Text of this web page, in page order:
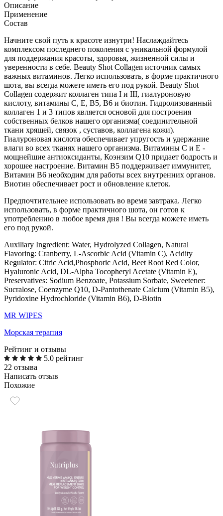
Описание
Применение
Состав
Начните свой путь к красоте изнутри! Наслаждайтесь
комплексом последнего поколения с уникальной формулой
для поддержания красоты, здоровья, жизненной силы и
уверенности в себе. Beauty Shot Collagen источник самых
важных витаминов. Легко использовать, в форме практичного
шота, вы всегда можете иметь его под рукой. Beauty Shot
Collagen содержит коллаген типа I и III, гиалуроновую
кислоту, витамины С, Е, В5, В6 и биотин. Гидролизованный
коллаген 1 и 3 типов является основой для построения
собственных белков нашего организма( соединительной
ткани хрящей, связок , суставов, коллагена кожи).
Гиалуроновая кислота обеспечивает упругость и удержание
влаги во всех тканях нашего организма. Витамины С и Е -
мощнейшие антиоксиданты, Коэнзим Q10 придает бодрость и
хорошее настроение. Витамин В5 поддерживает иммунитет,
Витамин В6 необходим для работы всех внутренних органов.
Виотин обеспечивает рост и обновление клеток.
Предпочтительнее использовать во время завтрака. Легко
использовать, в форме практичного шота, он готов к
употреблению в любое время дня ! Вы всегда можете иметь
его под рукой.
Auxiliary Ingredient: Water, Hydrolyzed Collagen, Natural
Flavoring: Cranberry, L-Ascorbic Acid (Vitamin C), Acidity
Regulator: Citric Acid,Phosphoric Acid, Beet Root Red Color,
Hyaluronic Acid, DL-Alpha Tocopheryl Acetate (Vitamin E),
Preservatives: Sodium Benzoate, Potassium Sorbate, Sweetener:
Sucralose, Coenzyme Q10, D-Pantothenate Calcium (Vitamin B5),
Pyridoxine Hydrochloride (Vitamin B6), D-Biotin
MR WIPES
Морская терапия
Рейтинг и отзывы
5.0 рейтинг
22 отзыва
Написать отзыв
Похожие